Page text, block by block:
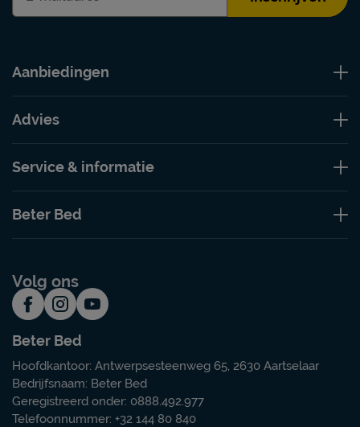
Aanbiedingen
Advies
Service & informatie
Beter Bed
Volg ons
Beter Bed
Hoofdkantoor: Antwerpsesteenweg 65, 2630 Aartselaar
Bedrijfsnaam: Beter Bed
Geregistreerd onder: 0888.492.977
Telefoonnummer: +32 144 80 840